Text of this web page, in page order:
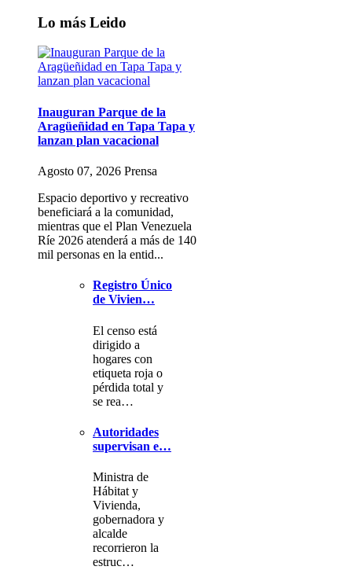
Lo más Leido
Inauguran Parque de la
Aragüeñidad en Tapa Tapa y
lanzan plan vacacional
Agosto 07, 2026 Prensa
Espacio deportivo y recreativo
beneficiará a la comunidad,
mientras que el Plan Venezuela
Ríe 2026 atenderá a más de 140
mil personas en la entid...
Registro Único
de Vivien…
El censo está
dirigido a
hogares con
etiqueta roja o
pérdida total y
se rea…
Autoridades
supervisan e…
Ministra de
Hábitat y
Vivienda,
gobernadora y
alcalde
recorrieron la
estruc…